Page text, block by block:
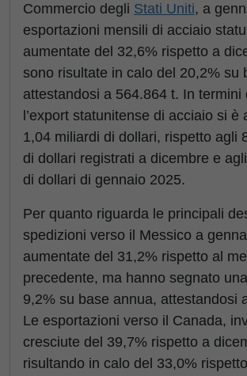
Commercio degli Stati Uniti, a
esportazioni mensili di acciaio
aumentate del 32,6% rispetto a
sono risultate in calo del 20,2% su
attestandosi a 564.864 t. In termini
l’export statunitense di acciaio si è
1,04 miliardi di dollari, rispetto agli
di dollari registrati a dicembre e
di dollari di gennaio 2025.
Per quanto riguarda le principali
spedizioni verso il Messico a
aumentate del 31,2% rispetto al
precedente, ma hanno segnato
9,2% su base annua, attestandosi
Le esportazioni verso il Canada,
cresciute del 39,7% rispetto a
risultando in calo del 33,0%